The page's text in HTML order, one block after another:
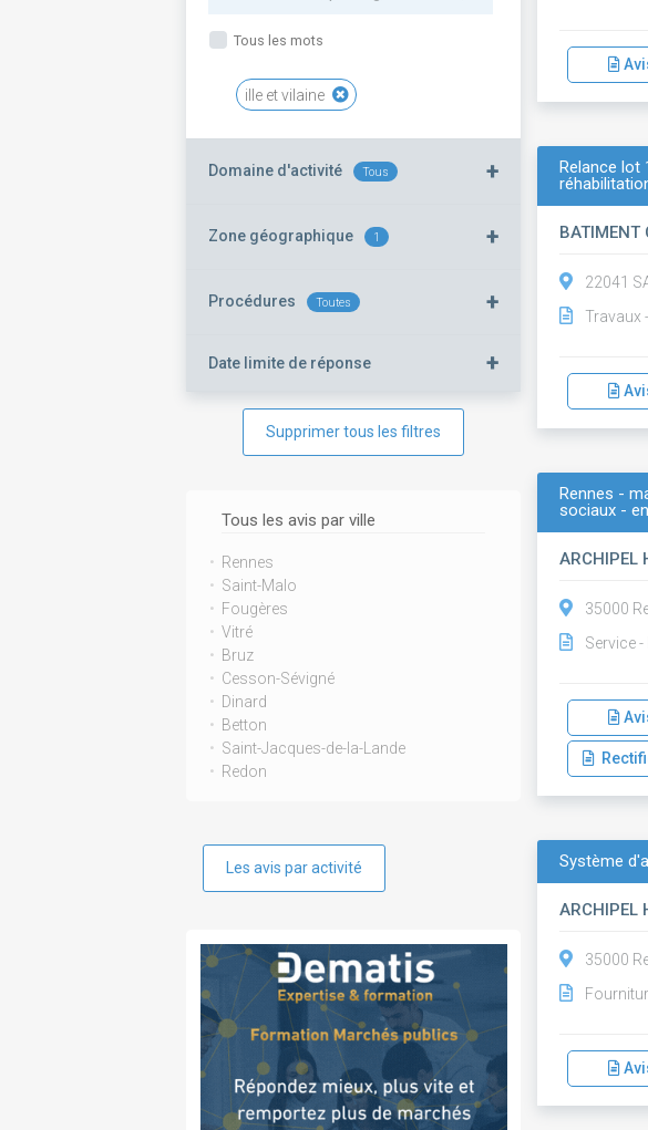
Tous les mots
ille et vilaine
Domaine d'activité Tous +
Zone géographique 1 +
Procédures Toutes +
Date limite de réponse +
Supprimer tous les filtres
Tous les avis par ville
Rennes
Saint-Malo
Fougères
Vitré
Bruz
Cesson-Sévigné
Dinard
Betton
Saint-Jacques-de-la-Lande
Redon
Les avis par activité
Relance lot
BATIMENT
22041
Travaux
Rennes -
sociaux -
ARCHIPEL
35000
Service
Système
ARCHIPEL
35000